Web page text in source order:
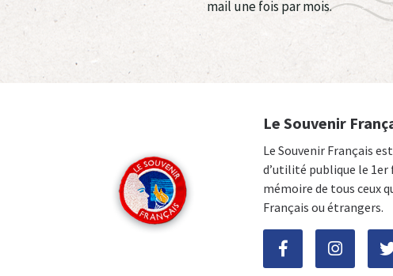
mail une fois par mois.
Le Souvenir
Le Souvenir Français
d’utilité publique le 1er
mémoire de tous ceux
Français ou étrangers.